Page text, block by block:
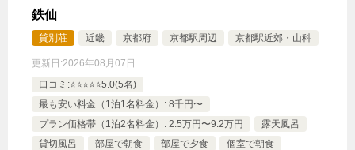
鉄仙
貸別荘 近畿 京都府 京都駅周辺 京都駅近郊・山科
更新日:2026年08月07日
口コミ:⭐️⭐️⭐️⭐️⭐️5.0(5名)
最も安い料金（1泊1名料金）: 8千円〜
プラン価格帯（1泊2名料金）: 2.5万円〜9.2万円
露天風呂
貸切風呂
部屋で朝食 部屋で夕食
個室で朝食